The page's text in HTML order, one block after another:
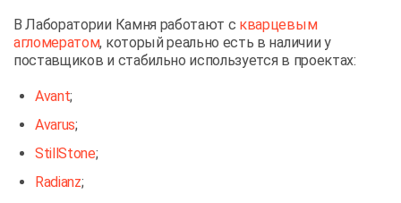
В Лаборатории Камня работают с кварцевым
агломератом, который реально есть в наличии у
поставщиков и стабильно используется в проектах:
Avant;
Avarus;
StillStone;
Radianz;